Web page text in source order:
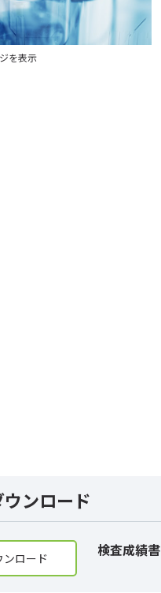
を表示
ンロード
ンロード 検査成績書